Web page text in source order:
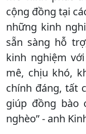
cộng đồng tại
những kinh
sẵn sàng hỗ
kinh nghiệm
mê, chịu khó,
chính đáng, tất
giúp đồng bào
nghèo” - anh